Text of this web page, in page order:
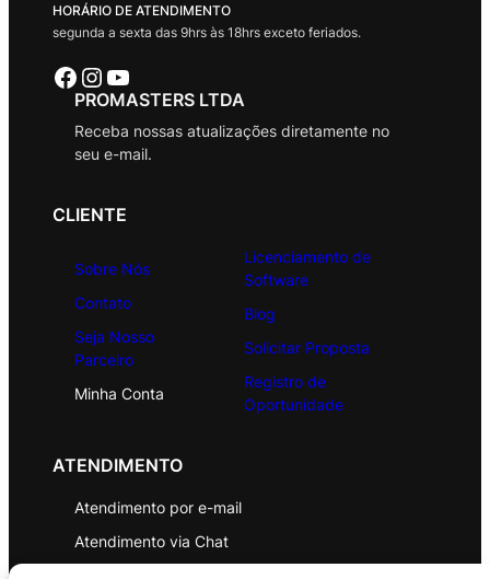
HORÁRIO DE ATENDIMENTO
segunda a sexta das 9hrs às 18hrs exceto feriados.
Facebook Instagram Youtube
PROMASTERS LTDA
Receba nossas atualizações diretamente no
seu e-mail.
CLIENTE
Sobre Nós
Contato
Seja Nosso
Parceiro
Minha Conta
Licenciamento de
Software
Blog
Solicitar Proposta
Registro de
Oportunidade
ATENDIMENTO
Atendimento por e-mail
Atendimento via Chat